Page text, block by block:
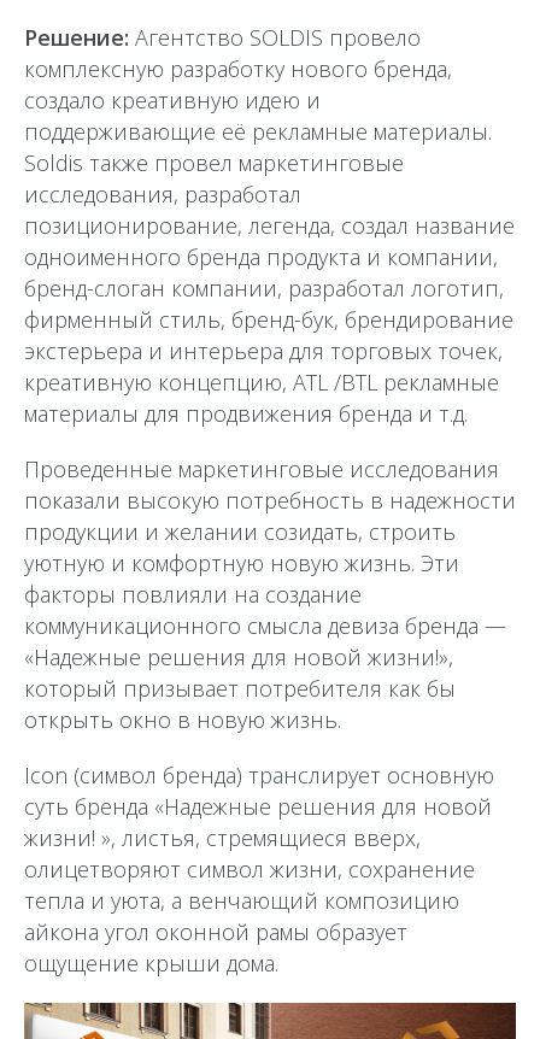
Решение: Агентство SOLDIS провело
комплексную разработку нового бренда,
создало креативную идею и
поддерживающие её рекламные материалы.
Soldis также провел маркетинговые
исследования, разработал
позиционирование, легенда, создал название
одноименного бренда продукта и компании,
бренд-слоган компании, разработал логотип,
фирменный стиль, бренд-бук, брендирование
экстерьера и интерьера для торговых точек,
креативную концепцию, ATL /BTL рекламные
материалы для продвижения бренда и т.д.
Проведенные маркетинговые исследования
показали высокую потребность в надежности
продукции и желании созидать, строить
уютную и комфортную новую жизнь. Эти
факторы повлияли на создание
коммуникационного смысла девиза бренда —
«Надежные решения для новой жизни!»,
который призывает потребителя как бы
открыть окно в новую жизнь.
Icon (символ бренда) транслирует основную
суть бренда «Надежные решения для новой
жизни! », листья, стремящиеся вверх,
олицетворяют символ жизни, сохранение
тепла и уюта, а венчающий композицию
айкона угол оконной рамы образует
ощущение крыши дома.